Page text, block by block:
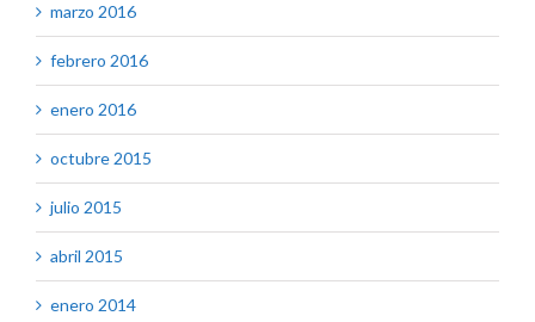
marzo 2016
febrero 2016
enero 2016
octubre 2015
julio 2015
abril 2015
enero 2014